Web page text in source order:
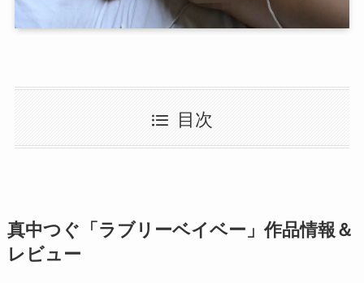
目次
真中つぐ「ラブリーベイベー」作品情報＆
レビュー